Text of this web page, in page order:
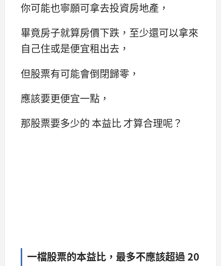
你可能也寧願可拿去投資房地產，
畢竟房子就算房價下跌，至少還可以拿來
自己住或是便宜租出去，
但股票有可能會倒閉歸零，
應該要更便宜一點，
那股票要多少的 本益比 才算合理呢？
一檔股票的本益比，最多不應該超過 20